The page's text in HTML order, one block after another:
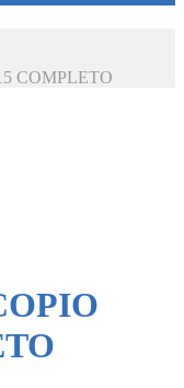
COMPLETO